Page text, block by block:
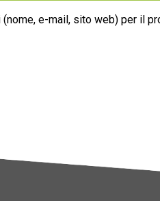
e-mail, sito web) per il